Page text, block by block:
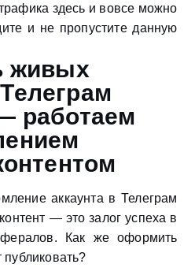
здесь и вовсе можно
и не пропустите данную
живых
работаем
аккаунта в Телеграм
— это залог успеха в
Как же оформить
публиковать?